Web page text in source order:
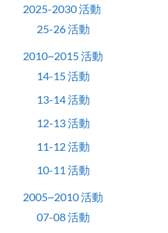
2025-2030 活動
25-26 活動
2010~2015 活動
14-15 活動
13-14 活動
12-13 活動
11-12 活動
10-11 活動
2005~2010 活動
07-08 活動